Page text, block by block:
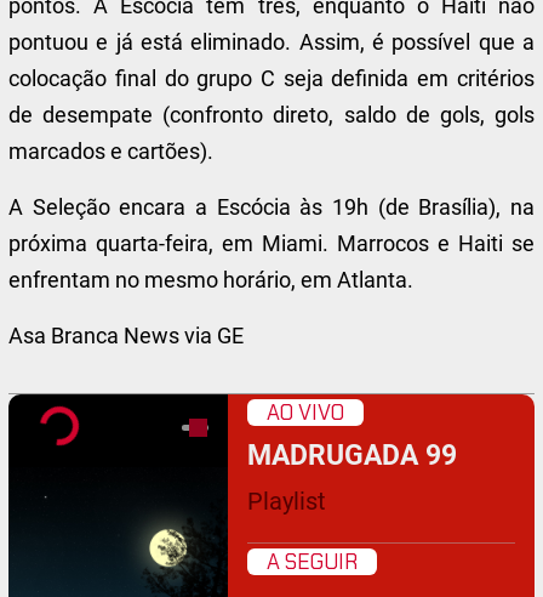
pontos. A Escócia tem três, enquanto o Haiti não
pontuou e já está eliminado. Assim, é possível que a
colocação final do grupo C seja definida em critérios
de desempate (confronto direto, saldo de gols, gols
marcados e cartões).
A Seleção encara a Escócia às 19h (de Brasília), na
próxima quarta-feira, em Miami. Marrocos e Haiti se
enfrentam no mesmo horário, em Atlanta.
Asa Branca News via GE
AO VIVO
MADRUGADA 99
Playlist
A SEGUIR